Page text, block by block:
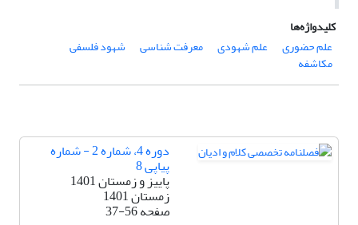
کلیدواژه‌ها
علم حضوری
علم شهودی معرفت شناسی شهود فلسفی
مکاشفه
دوره 4، شماره 2 - شماره
پیاپی 8
پاییز و زمستان 1401
زمستان 1401
صفحه37-56